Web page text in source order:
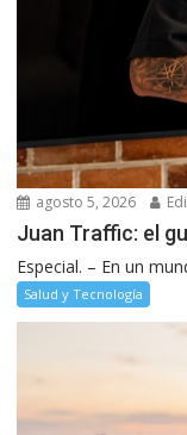
agosto 5, 2026
Juan Traffic: el
Especial. – En un
Salud y Tecnología